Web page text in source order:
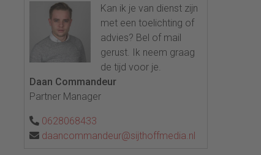
Kan ik je van dienst zijn
met een toelichting of
advies? Bel of mail
gerust. Ik neem graag
de tijd voor je.
Daan Commandeur
Partner Manager
0628068433
daancommandeur@sijthoffmedia.nl